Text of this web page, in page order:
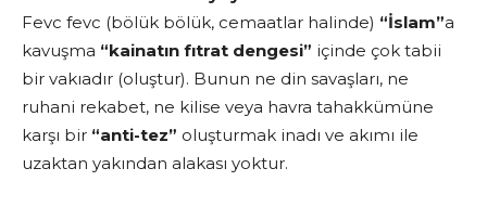
Fevc fevc (bölük bölük, cemaatlar halinde) “İslam”a
kavuşma “kainatın fıtrat dengesi” içinde çok tabii
bir vakıadır (oluştur). Bunun ne din savaşları, ne
ruhani rekabet, ne kilise veya havra tahakkümüne
karşı bir “anti-tez” oluşturmak inadı ve akımı ile
uzaktan yakından alakası yoktur.